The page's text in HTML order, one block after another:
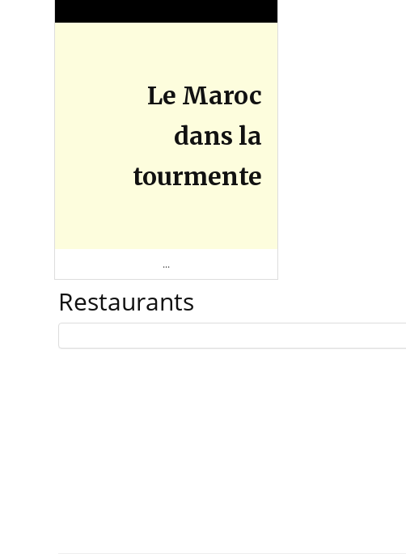
Le Maroc
dans la
tourmente
...
Restaurants